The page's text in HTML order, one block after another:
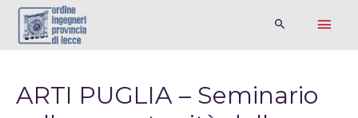
ARTI PUGLIA – Seminario